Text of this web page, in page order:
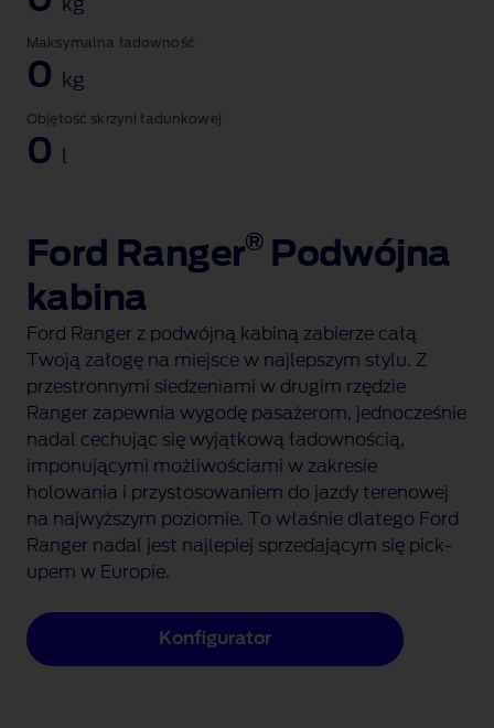
kg
Maksymalna ładowność
0 kg
Objętość skrzyni ładunkowej
0 l
Ford Ranger®Podwójna
kabina
Ford Ranger z podwójną kabiną zabierze całą
Twoją załogę na miejsce w najlepszym stylu. Z
przestronnymi siedzeniami w drugim rzędzie
Ranger zapewnia wygodę pasażerom, jednocześnie
nadal cechując się wyjątkową ładownością,
imponującymi możliwościami w zakresie
holowania i przystosowaniem do jazdy terenowej
na najwyższym poziomie. To właśnie dlatego Ford
Ranger nadal jest najlepiej sprzedającym się pick-
upem w Europie.
Konfigurator